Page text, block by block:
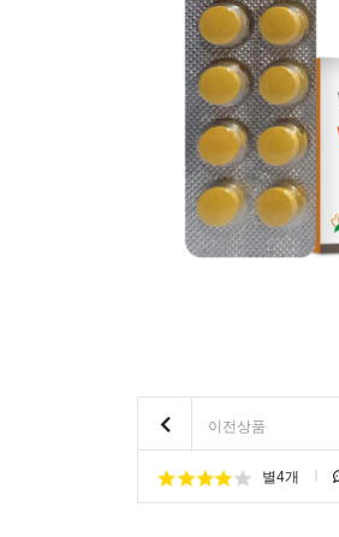
이전상품
별4개